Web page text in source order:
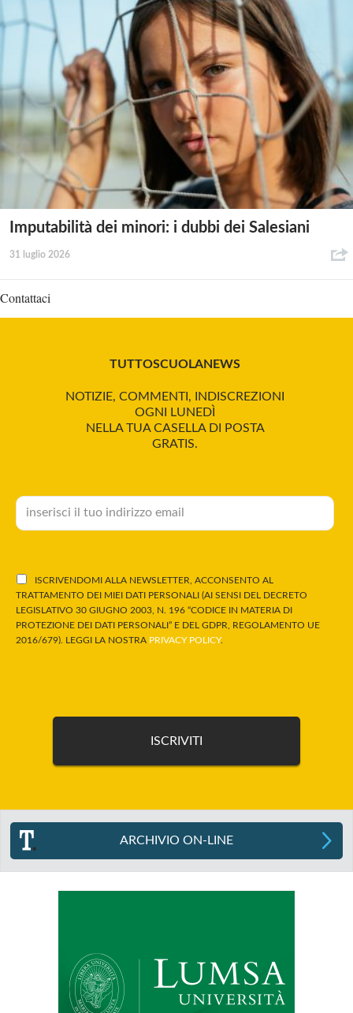
Imputabilità dei minori: i dubbi dei Salesiani
31 luglio 2026
Contattaci
TUTTOSCUOLANEWS
NOTIZIE, COMMENTI, INDISCREZIONI
OGNI LUNEDÌ
NELLA TUA CASELLA DI POSTA
GRATIS.
ISCRIVENDOMI ALLA NEWSLETTER, ACCONSENTO AL
TRATTAMENTO DEI MIEI DATI PERSONALI (AI SENSI DEL DECRETO
LEGISLATIVO 30 GIUGNO 2003, N. 196 “CODICE IN MATERIA DI
PROTEZIONE DEI DATI PERSONALI” E DEL GDPR, REGOLAMENTO UE
2016/679). LEGGI LA NOSTRA PRIVACY POLICY.
ARCHIVIO ON-LINE